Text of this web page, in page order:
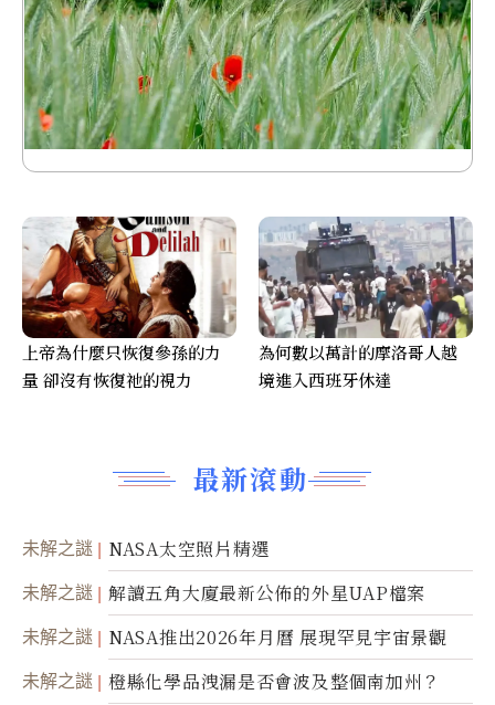
最新滾動
未解之謎 NASA太空照片精選
未解之謎 解讀五角大廈最新公佈的外星UAP檔案
未解之謎 NASA推出2026年月曆 展現罕見宇宙景觀
未解之謎 橙縣化學品洩漏是否會波及整個南加州？
上帝為什麼只恢復參孫的力
量 卻沒有恢復祂的視力
為何數以萬計的摩洛哥人越
境進入西班牙休達